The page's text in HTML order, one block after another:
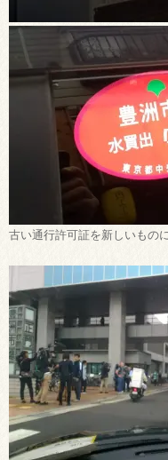
古い通行許可証を新しいもの